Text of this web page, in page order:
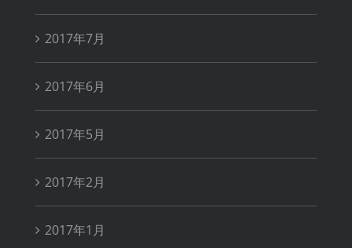
2017年7月
2017年6月
2017年5月
2017年2月
2017年1月